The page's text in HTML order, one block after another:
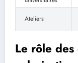
Ateliers
Le rôle